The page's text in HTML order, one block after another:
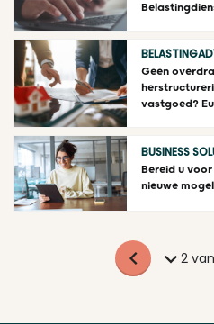
Geen
vastgoed?
BUSINESS
Bereid u
nieuwe
2